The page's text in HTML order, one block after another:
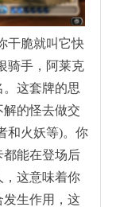
干脆就叫它快
骑手，阿莱克
这套牌的思
的怪去做交
和火妖等)。你
都能在登场后
，这意味着你
发生作用，这